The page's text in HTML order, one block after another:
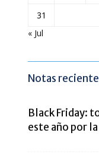
31
« Jul
Notas
Black Friday:
este año por